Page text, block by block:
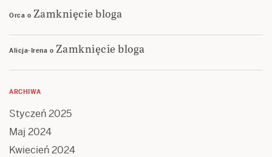
Orca o Zamknięcie bloga
Alicja-Irena o Zamknięcie bloga
ARCHIWA
Styczeń 2025
Maj 2024
Kwiecień 2024